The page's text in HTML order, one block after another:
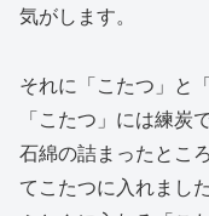
気がします。
それに「こたつ」と
「こたつ」には練炭で
石綿の詰まったとこ
てこたつに入れました